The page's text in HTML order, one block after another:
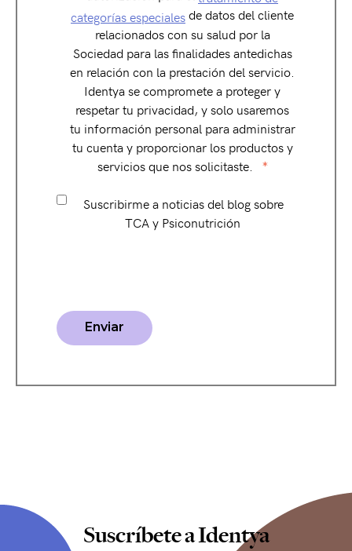
categorías especialesde datos del cliente
relacionados con su salud por la
Sociedad para las finalidades antedichas
en relación con la prestación del servicio.
Identya se compromete a proteger y
respetar tu privacidad, y solo usaremos
tu información personal para administrar
tu cuenta y proporcionar los productos y
servicios que nos solicitaste.
*
Suscribirme a noticias del blog sobre
TCA y Psiconutrición
Suscríbete a Identya